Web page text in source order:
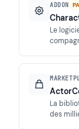
ADDON
Le
La
des